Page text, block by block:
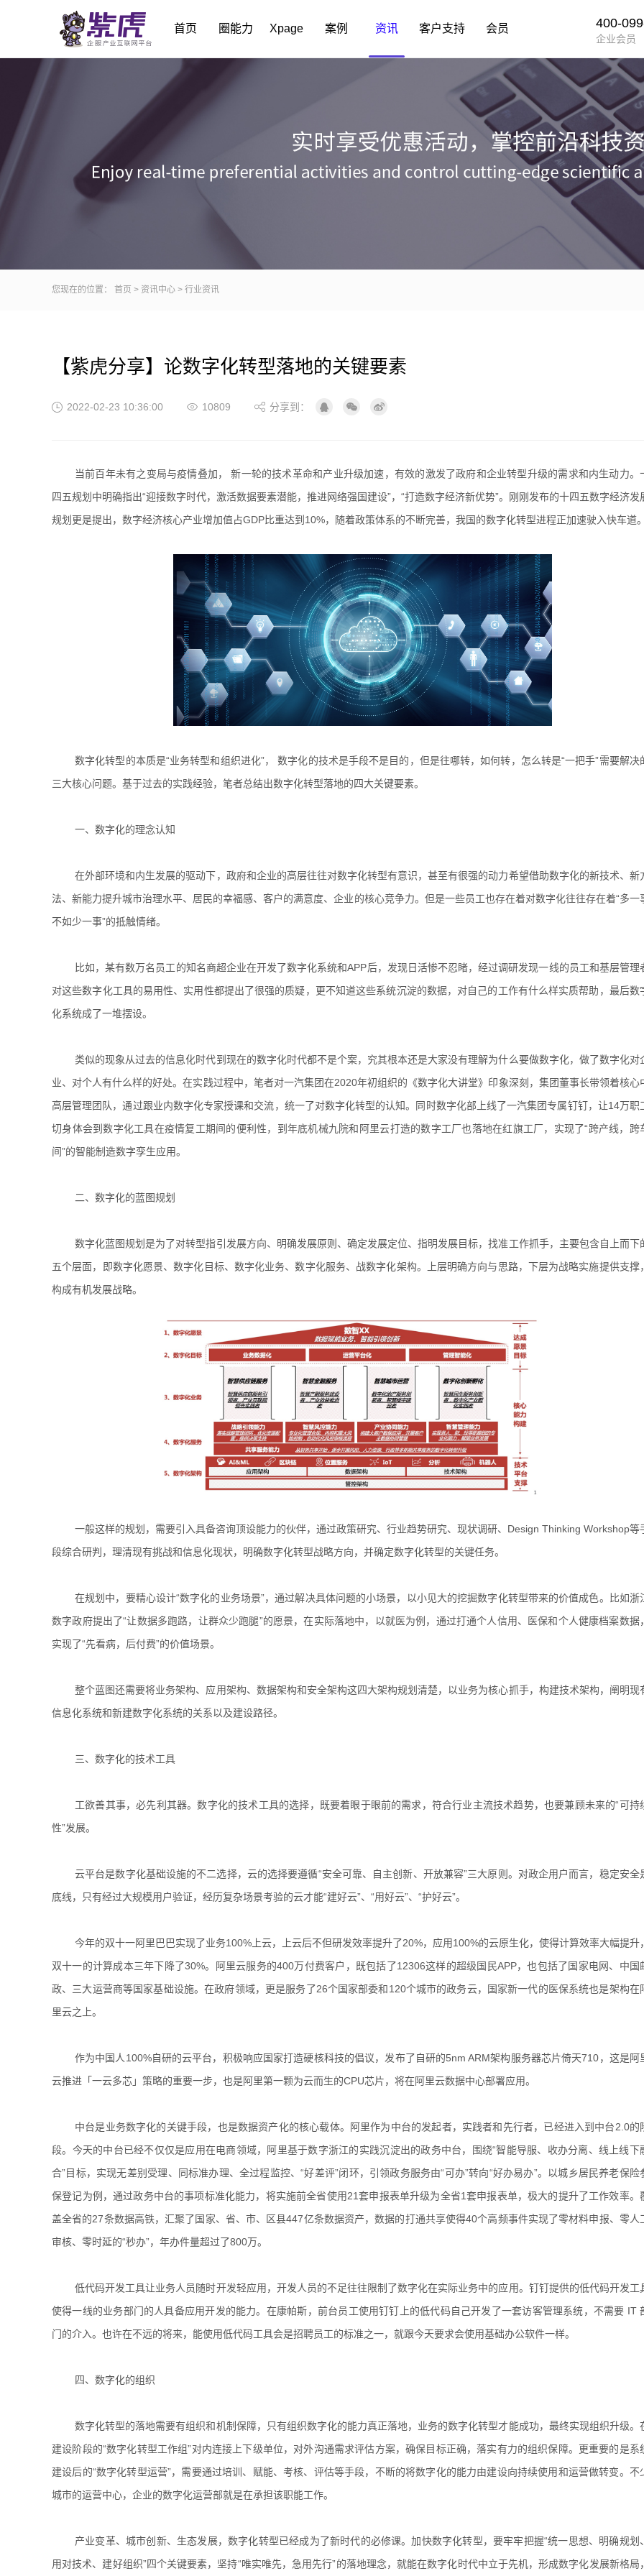
首页 圈能力 Xpage 案例 资讯 客户支持 会员 400-
企业会员
您现在的位置： 首页 > 资讯中心 > 行业资讯
【紫虎分享】论数字化转型落地的关键要素
2022-02-23 10:36:00 10809 分享到：
当前百年未有之变局与疫情叠加， 新一轮的技术革命和产业升级加速，有效的激发了政府和企业转型升级的需求和内生动力。
四五规划中明确指出“迎接数字时代，激活数据要素潜能，推进网络强国建设”，“打造数字经济新优势”。刚刚发布的十四五数字经济发
规划更是提出，数字经济核心产业增加值占GDP比重达到10%，随着政策体系的不断完善，我国的数字化转型进程正加速驶入快车道
数字化转型的本质是“业务转型和组织进化”， 数字化的技术是手段不是目的，但是往哪转，如何转，怎么转是“一把手”需要解决
三大核心问题。基于过去的实践经验，笔者总结出数字化转型落地的四大关键要素。
一、数字化的理念认知
在外部环境和内生发展的驱动下，政府和企业的高层往往对数字化转型有意识，甚至有很强的动力希望借助数字化的新技术、新
法、新能力提升城市治理水平、居民的幸福感、客户的满意度、企业的核心竞争力。但是一些员工也存在着对数字化往往存在着“多一
不如少一事”的抵触情绪。
比如，某有数万名员工的知名商超企业在开发了数字化系统和APP后，发现日活惨不忍睹，经过调研发现一线的员工和基层管理
对这些数字化工具的易用性、实用性都提出了很强的质疑，更不知道这些系统沉淀的数据，对自己的工作有什么样实质帮助，最后数
化系统成了一堆摆设。
类似的现象从过去的信息化时代到现在的数字化时代都不是个案，究其根本还是大家没有理解为什么要做数字化，做了数字化对
业、对个人有什么样的好处。在实践过程中，笔者对一汽集团在2020年初组织的《数字化大讲堂》印象深刻，集团董事长带领着核心
高层管理团队，通过跟业内数字化专家授课和交流，统一了对数字化转型的认知。同时数字化部上线了一汽集团专属钉钉，让14万职
切身体会到数字化工具在疫情复工期间的便利性，到年底机械九院和阿里云打造的数字工厂也落地在红旗工厂，实现了“跨产线，跨
间”的智能制造数字孪生应用。
二、数字化的蓝图规划
数字化蓝图规划是为了对转型指引发展方向、明确发展原则、确定发展定位、指明发展目标，找准工作抓手，主要包含自上而下
五个层面，即数字化愿景、数字化目标、数字化业务、数字化服务、战数字化架构。上层明确方向与思路，下层为战略实施提供支撑
构成有机发展战略。
一般这样的规划，需要引入具备咨询顶设能力的伙伴，通过政策研究、行业趋势研究、现状调研、Design Thinking Workshop等
段综合研判，理清现有挑战和信息化现状，明确数字化转型战略方向，并确定数字化转型的关键任务。
在规划中，要精心设计“数字化的业务场景”，通过解决具体问题的小场景，以小见大的挖掘数字化转型带来的价值成色。比如浙
数字政府提出了“让数据多跑路，让群众少跑腿”的愿景，在实际落地中，以就医为例，通过打通个人信用、医保和个人健康档案数据
实现了“先看病，后付费”的价值场景。
整个蓝图还需要将业务架构、应用架构、数据架构和安全架构这四大架构规划清楚，以业务为核心抓手，构建技术架构，阐明现
信息化系统和新建数字化系统的关系以及建设路径。
三、数字化的技术工具
工欲善其事，必先利其器。数字化的技术工具的选择，既要着眼于眼前的需求，符合行业主流技术趋势，也要兼顾未来的“可持
性”发展。
云平台是数字化基础设施的不二选择，云的选择要遵循“安全可靠、自主创新、开放兼容”三大原则。对政企用户而言，稳定安全
底线，只有经过大规模用户验证，经历复杂场景考验的云才能“建好云”、“用好云”、“护好云”。
今年的双十一阿里巴巴实现了业务100%上云，上云后不但研发效率提升了20%，应用100%的云原生化，使得计算效率大幅提升
双十一的计算成本三年下降了30%。阿里云服务的400万付费客户，既包括了12306这样的超级国民APP，也包括了国家电网、中国
政、三大运营商等国家基础设施。在政府领域，更是服务了26个国家部委和120个城市的政务云，国家新一代的医保系统也是架构在
里云之上。
作为中国人100%自研的云平台，积极响应国家打造硬核科技的倡议，发布了自研的5nm ARM架构服务器芯片倚天710，这是阿
云推进「一云多芯」策略的重要一步，也是阿里第一颗为云而生的CPU芯片，将在阿里云数据中心部署应用。
中台是业务数字化的关键手段，也是数据资产化的核心载体。阿里作为中台的发起者，实践者和先行者，已经进入到中台2.0的
段。今天的中台已经不仅仅是应用在电商领域，阿里基于数字浙江的实践沉淀出的政务中台，围绕“智能导服、收办分离、线上线下
合”目标，实现无差别受理、同标准办理、全过程监控、“好差评”闭环，引领政务服务由“可办”转向“好办易办”。以城乡居民养老保险
保登记为例，通过政务中台的事项标准化能力，将实施前全省使用21套申报表单升级为全省1套申报表单，极大的提升了工作效率。
盖全省的27条数据高铁，汇聚了国家、省、市、区县447亿条数据资产，数据的打通共享使得40个高频事件实现了零材料申报、零人
审核、零时延的“秒办”，年办件量超过了800万。
低代码开发工具让业务人员随时开发轻应用，开发人员的不足往往限制了数字化在实际业务中的应用。钉钉提供的低代码开发工
使得一线的业务部门的人具备应用开发的能力。在康帕斯，前台员工使用钉钉上的低代码自己开发了一套访客管理系统，不需要 IT
门的介入。也许在不远的将来，能使用低代码工具会是招聘员工的标准之一，就跟今天要求会使用基础办公软件一样。
四、数字化的组织
数字化转型的落地需要有组织和机制保障，只有组织数字化的能力真正落地，业务的数字化转型才能成功，最终实现组织升级。
建设阶段的“数字化转型工作组”对内连接上下级单位，对外沟通需求评估方案，确保目标正确，落实有力的组织保障。更重要的是系
建设后的“数字化转型运营”，需要通过培训、赋能、考核、评估等手段，不断的将数字化的能力由建设向持续使用和运营做转变。不
城市的运营中心，企业的数字化运营部就是在承担该职能工作。
产业变革、城市创新、生态发展，数字化转型已经成为了新时代的必修课。加快数字化转型，要牢牢把握“统一思想、明确规划
用对技术、建好组织”四个关键要素，坚持“唯实唯先，急用先行”的落地理念，就能在数字化时代中立于先机，形成数字化发展新格局